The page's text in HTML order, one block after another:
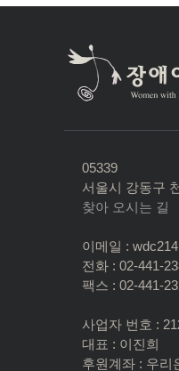
05339
서울시 강동구
찾아 오시는 길
이메일 :
전화 : 02-441-
팩스 : 02-441-
사업자 번호 :
대표 : 이진희
후원계좌 : 우리